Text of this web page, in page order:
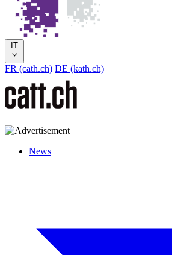
IT
FR (cath.ch) DE (kath.ch)
News